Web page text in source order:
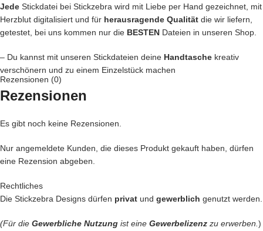
Jede Stickdatei bei Stickzebra wird mit Liebe per Hand gezeichnet, mit
Herzblut digitalisiert und für herausragende Qualität die wir liefern,
getestet, bei uns kommen nur die BESTEN Dateien in unseren Shop.
– Du kannst mit unseren Stickdateien deine Handtasche kreativ
verschönern und zu einem Einzelstück machen
– EinHandtuchindividuell so gestalten wie Du es liebst
– DieKleidungDeiner Kinder so genial besticken, das die Augen
– Geschenke erstellen, die sicher nie vergessen werden
Das sind nur unsere Ideen. Du hast jetzt ganz sicher noch genialere
Idee im Kopf. Lass Deiner Fantasie freien Lauf.
Setze Deine Ideen heute noch um und kaufe jetzt dieses hübsche
Motiv.
Nach deiner Bestellung, kannst du, die wundervolle Dateidirekt
Rezensionen (0)
Rezensionen
Es gibt noch keine Rezensionen.
Nur angemeldete Kunden, die dieses Produkt gekauft haben, dürfen
eine Rezension abgeben.
Rechtliches
Die Stickzebra Designs dürfen privat und gewerblich genutzt werden.
(Für die Gewerbliche Nutzung ist eine Gewerbelizenz zu erwerben. )